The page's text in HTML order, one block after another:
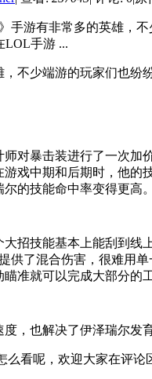
手游有非常多的英雄，
LOL手游 ...
，不少端游的玩家们也纷
对暴击装进行了一次加
戏中期和后期时，他的
的技能命中率变得更高。
大招技能基本上能刮到
供了混合伤害，很难用
准就可以完成大部分的工
，也解决了伊泽瑞尔发
么看呢，欢迎大家在评论